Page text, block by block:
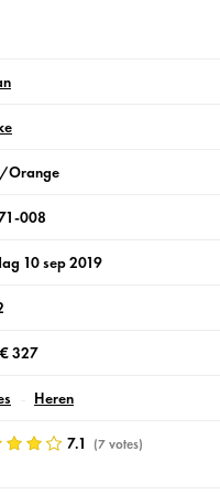
Orange
008
10 sep 2019
327
Heren
7.1 (7 votes)